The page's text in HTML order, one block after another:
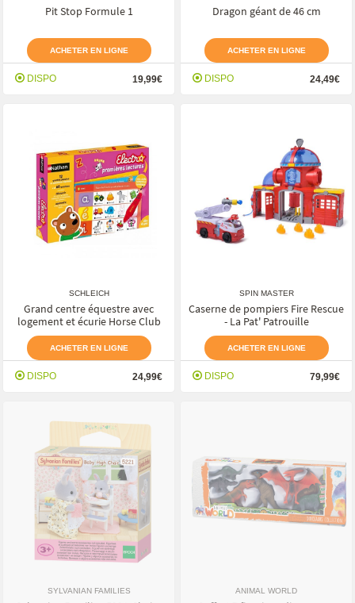
Pit Stop Formule 1
ACHETER EN LIGNE
DISPO 19,99€
Dragon géant de 46 cm
ACHETER EN LIGNE
DISPO 24,49€
SCHLEICH
Grand centre équestre avec
logement et écurie Horse Club
ACHETER EN LIGNE
DISPO 24,99€
SPIN MASTER
Caserne de pompiers Fire Rescue
- La Pat' Patrouille
ACHETER EN LIGNE
DISPO 79,99€
SYLVANIAN FAMILIES ANIMAL WORLD